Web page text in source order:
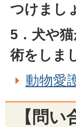
つけまし
5．犬や
術をしま
動物愛
【問い